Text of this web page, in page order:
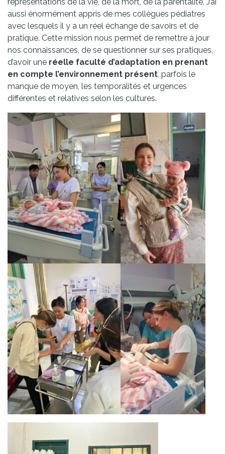
aussi énormément appris de mes collègues pédiatres
avec lesquels il y a un réel échange de savoirs et de
pratique. Cette mission nous permet de remettre à jour
nos connaissances, de se questionner sur ses pratiques,
d’avoir une réelle faculté d’adaptation en prenant
en compte l’environnement présent , parfois le
manque de moyen, les temporalités et urgences
différentes et relatives selon les cultures.